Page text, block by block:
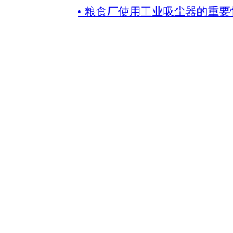
• 粮食厂使用工业吸尘器的重要